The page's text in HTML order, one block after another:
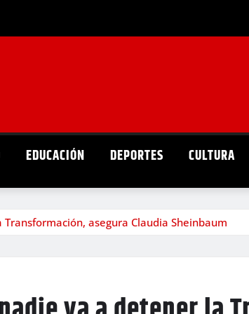
EDUCACIÓN DEPORTES CULTURA
asegura Claudia Sheinbaum